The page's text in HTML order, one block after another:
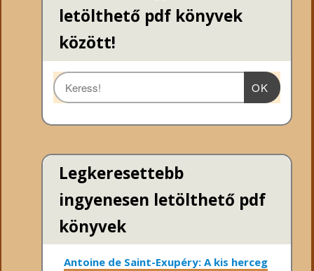
letölthető pdf könyvek
között!
OK
Legkeresettebb
ingyenesen letölthető pdf
könyvek
Antoine de Saint-Exupéry: A kis herceg